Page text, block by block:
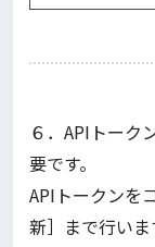
６．APIトーク
要です。
APIトークンを
新］まで行いま